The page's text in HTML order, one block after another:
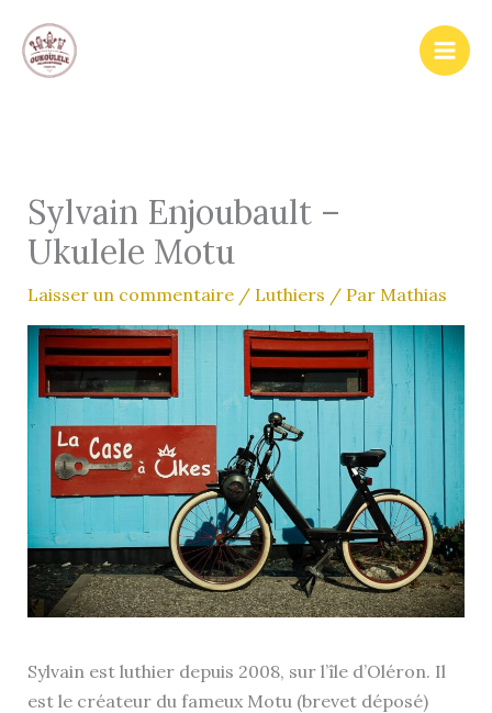
contenu
Sylvain Enjoubault –
Ukulele Motu
Laisser un commentaire / Luthiers / Par Mathias
Sylvain est luthier depuis 2008, sur l’île d’Oléron. Il
est le créateur du fameux Motu (brevet déposé)